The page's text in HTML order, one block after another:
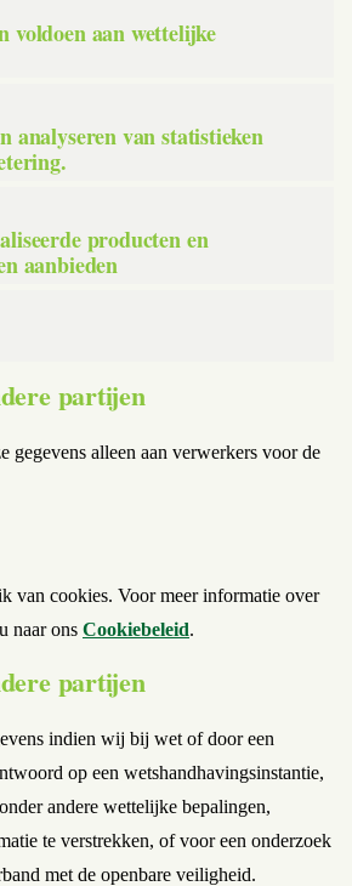
voldoen aan wettelijke
analyseren van statistieken
producten en
aanbieden
partijen
gegevens alleen aan verwerkers voor de
van cookies. Voor meer informatie over
naar ons Cookiebeleid.
partijen
indien wij bij wet of door een
op een wetshandhavingsinstantie,
andere wettelijke bepalingen,
te verstrekken, of voor een onderzoek
met de openbare veiligheid.